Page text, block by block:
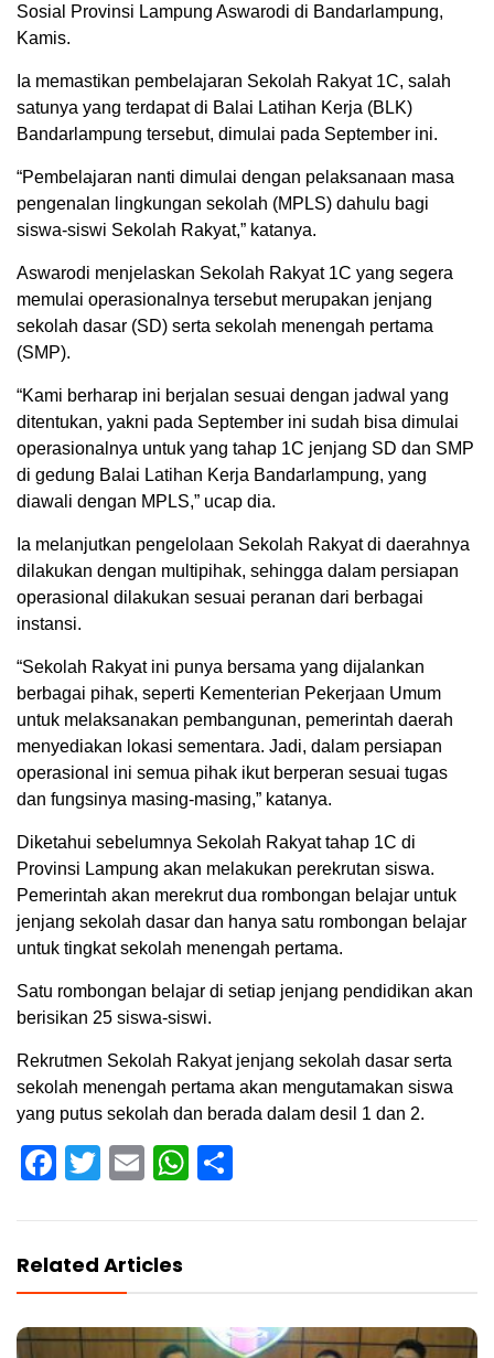
Sosial Provinsi Lampung Aswarodi di Bandarlampung,
Kamis.
Ia memastikan pembelajaran Sekolah Rakyat 1C, salah
satunya yang terdapat di Balai Latihan Kerja (BLK)
Bandarlampung tersebut, dimulai pada September ini.
“Pembelajaran nanti dimulai dengan pelaksanaan masa
pengenalan lingkungan sekolah (MPLS) dahulu bagi
siswa-siswi Sekolah Rakyat,” katanya.
Aswarodi menjelaskan Sekolah Rakyat 1C yang segera
memulai operasionalnya tersebut merupakan jenjang
sekolah dasar (SD) serta sekolah menengah pertama
(SMP).
“Kami berharap ini berjalan sesuai dengan jadwal yang
ditentukan, yakni pada September ini sudah bisa dimulai
operasionalnya untuk yang tahap 1C jenjang SD dan SMP
di gedung Balai Latihan Kerja Bandarlampung, yang
diawali dengan MPLS,” ucap dia.
Ia melanjutkan pengelolaan Sekolah Rakyat di daerahnya
dilakukan dengan multipihak, sehingga dalam persiapan
operasional dilakukan sesuai peranan dari berbagai
instansi.
“Sekolah Rakyat ini punya bersama yang dijalankan
berbagai pihak, seperti Kementerian Pekerjaan Umum
untuk melaksanakan pembangunan, pemerintah daerah
menyediakan lokasi sementara. Jadi, dalam persiapan
operasional ini semua pihak ikut berperan sesuai tugas
dan fungsinya masing-masing,” katanya.
Diketahui sebelumnya Sekolah Rakyat tahap 1C di
Provinsi Lampung akan melakukan perekrutan siswa.
Pemerintah akan merekrut dua rombongan belajar untuk
jenjang sekolah dasar dan hanya satu rombongan belajar
untuk tingkat sekolah menengah pertama.
Satu rombongan belajar di setiap jenjang pendidikan akan
berisikan 25 siswa-siswi.
Rekrutmen Sekolah Rakyat jenjang sekolah dasar serta
sekolah menengah pertama akan mengutamakan siswa
yang putus sekolah dan berada dalam desil 1 dan 2.
Facebook
Twitter
EmailWhatsApp
Related Articles